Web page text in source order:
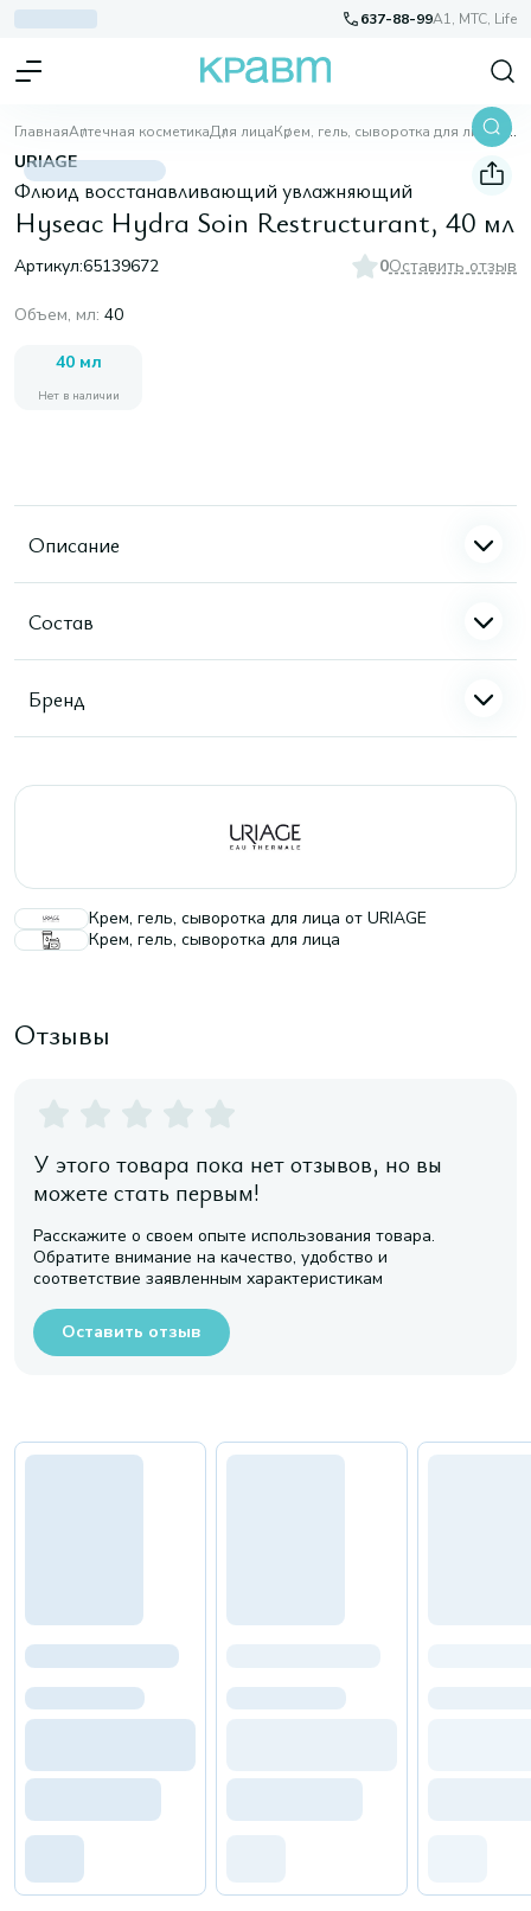
637-88-99A1, МТС, Life
ГлавнаяАптечная косметикаДля лицаКрем, гель, сыворотка для лица Hyseac Hydra Soin Restructurant, 40 мл
URIAGE
Флюид восстанавливающий увлажняющий
Hyseac Hydra Soin Restructurant, 40 мл
Артикул:65139672 0Оставить отзыв
Объем, мл: 40
40 мл
Нет в наличии
Описание
Состав
Бренд
Крем, гель, сыворотка для лица от URIAGE
Крем, гель, сыворотка для лица
Отзывы
У этого товара пока нет отзывов, но вы
можете стать первым!
Расскажите о своем опыте использования товара.
Обратите внимание на качество, удобство и
соответствие заявленным характеристикам
Оставить отзыв